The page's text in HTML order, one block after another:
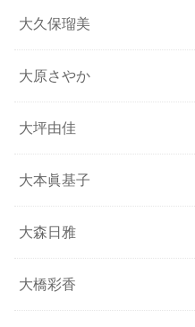
大久保瑠美
大原さやか
大坪由佳
大本眞基子
大森日雅
大橋彩香